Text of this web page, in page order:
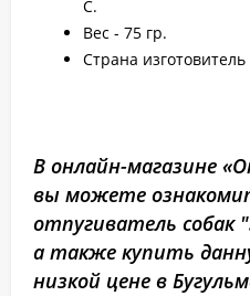
С.
Вес - 75 гр.
Страна
В онлайн-магазине
вы можете
отпугиватель собак
а также купить
низкой цене в